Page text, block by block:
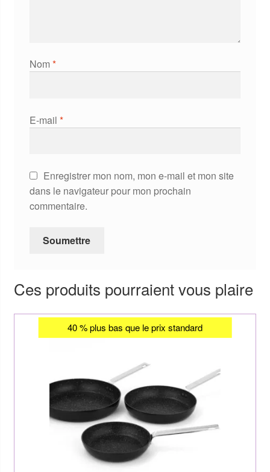
Nom *
E-mail *
Enregistrer mon nom, mon e-mail et mon site
dans le navigateur pour mon prochain
commentaire.
Ces produits pourraient vous plaire
40 % plus bas que le prix standard